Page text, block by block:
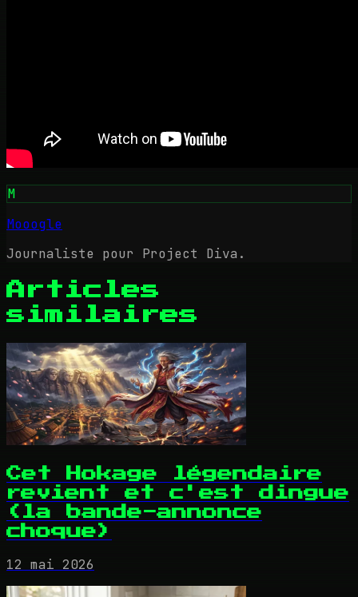
M
Mooogle
Journaliste pour Project Diva.
Articles
similaires
Cet Hokage légendaire
revient et c'est dingue
(la bande-annonce
choque)
12 mai 2026